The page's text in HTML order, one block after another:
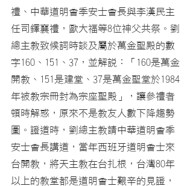
禮、中華道明會季安士會長與李漢民主
任司鐸襄禮，歐大福等8位神父共祭。劉
總主教致候詞時談及屬於萬金聖殿的數
字160、151、37，並解說：「160是萬金
開教、151是建堂、37是萬金聖堂於1984
年被教宗冊封為宗座聖殿」，讓參禮者
頓時解惑，原來不是教友人數下降趨勢
圖。證道時，劉總主教請中華道明會季
安士會長講道，當年西班牙道明會士來
台開教，將天主教在台扎根，台灣80年
以上的教堂都是道明會士艱辛的見證，